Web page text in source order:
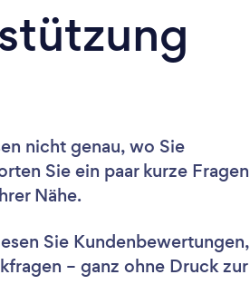
nicht genau, wo Sie
Sie ein paar kurze Fragen
Nähe.
Sie Kundenbewertungen,
– ganz ohne Druck zur